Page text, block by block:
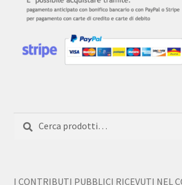
Cerca:
Cerca
I CONTRIBUTI PUBBLICI RICEVUTI NEL